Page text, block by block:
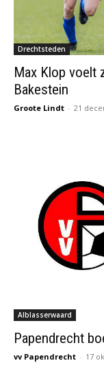
Drechtsteden
Max Klop voelt
Bakestein
Groote Lindt - 21
Alblasserwaard
Papendrecht
vv Papendrecht - 17